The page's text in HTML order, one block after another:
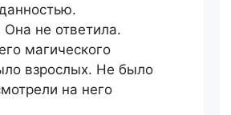
не ответила.
магического
взрослых. Не было
на него